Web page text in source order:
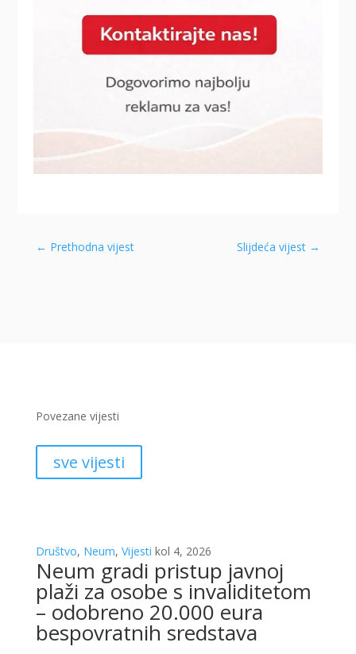
← Prethodna vijest Slijdeća vijest →
Povezane vijesti
sve vijesti
Društvo, Neum, Vijesti kol 4, 2026
Neum gradi pristup javnoj
plaži za osobe s invaliditetom
– odobreno 20.000 eura
bespovratnih sredstava